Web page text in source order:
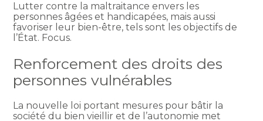
Lutter contre la maltraitance envers les
personnes âgées et handicapées, mais aussi
favoriser leur bien-être, tels sont les objectifs de
l’État. Focus.
Renforcement des droits des
personnes vulnérables
La nouvelle loi portant mesures pour bâtir la
société du bien vieillir et de l’autonomie met